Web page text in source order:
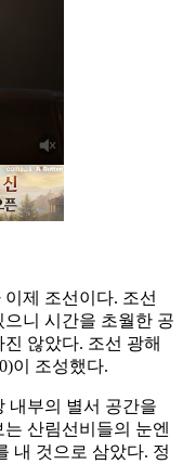
제 조선이다. 조선
니 시간을 초월한 공
않았다. 조선 광해
이 조성했다.
내부의 별서 공간을
산림선비들의 눈엔
내 것으로 삼았다. 정